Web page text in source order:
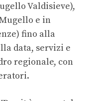
Valdisieve),
e in
fino alla
data, servizi e
regionale, con